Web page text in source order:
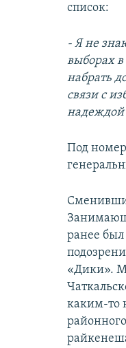
список:
- Я не
выборах
набрать
связи с
надеждой
Под
ранее был
«Дики».
каким-то